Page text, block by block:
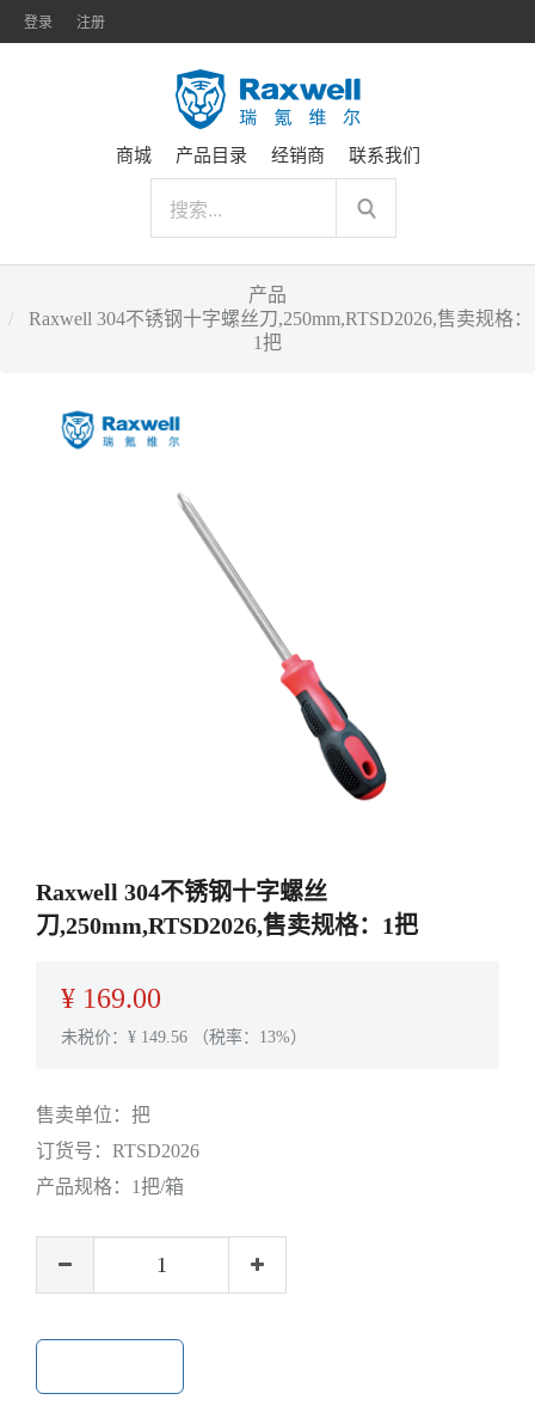
登录 注册
商城 产品目录 经销商 联系我们
产品
Raxwell 304不锈钢十字螺丝刀,250mm,RTSD2026,售卖规格：
1把
Raxwell 304不锈钢十字螺丝
刀,250mm,RTSD2026,售卖规格：1把
¥ 169.00
未税价：¥ 149.56 （税率：13%）
售卖单位： 把
订货号： RTSD2026
产品规格： 1把/箱